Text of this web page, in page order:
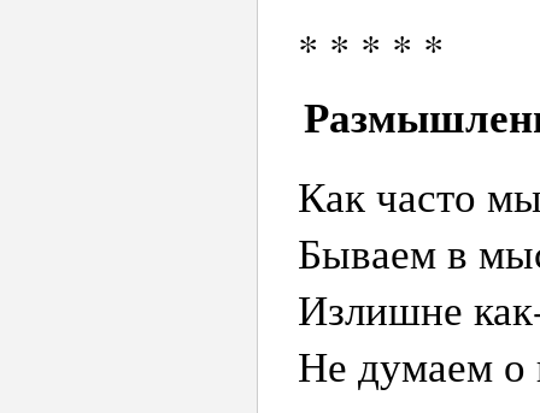
* * * * *
Как часто
Бываем в
Излишне
Не думаем о